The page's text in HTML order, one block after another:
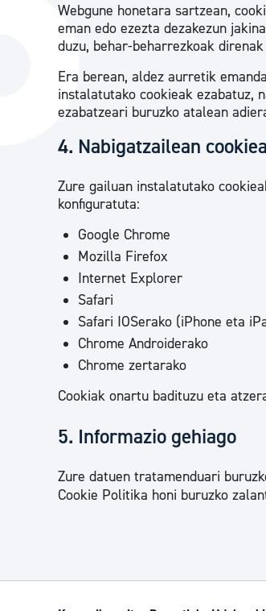
Webgune honetara sartzean,
eman edo ezezta dezakezun
duzu, behar-beharrezkoak
Era berean, aldez aurretik
instalatutako cookieak ezabatuz,
ezabatzeari buruzko atalean
4. Nabigatzailean
Zure gailuan instalatutako
konfiguratuta:
Google Chrome
Mozilla Firefox
Internet Explorer
Safari
Safari IOSerako (iPhone eta
Chrome Androiderako
Chrome zertarako
Cookiak onartu badituzu eta
5. Informazio gehiago
Zure datuen tratamenduari
Cookie Politika honi buruzko